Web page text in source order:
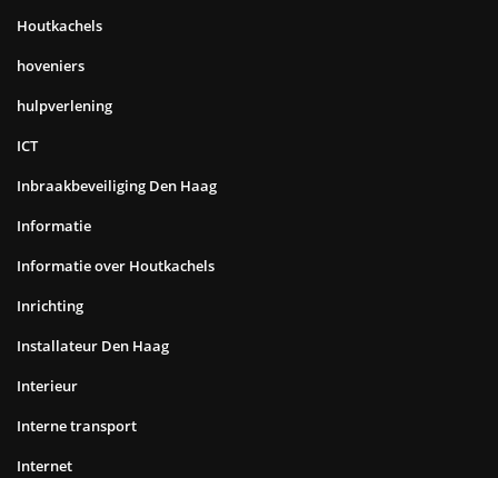
Houtkachels
hoveniers
hulpverlening
ICT
Inbraakbeveiliging Den Haag
Informatie
Informatie over Houtkachels
Inrichting
Installateur Den Haag
Interieur
Interne transport
Internet